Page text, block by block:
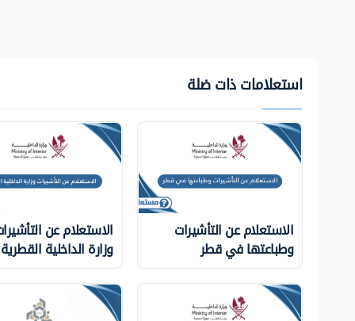
استعلامات ذات ضلة
الاستعلام عن التأشيرات
وطباعتها في قطر
الاستعلام عن
وزارة الداخلية ‏القطرية